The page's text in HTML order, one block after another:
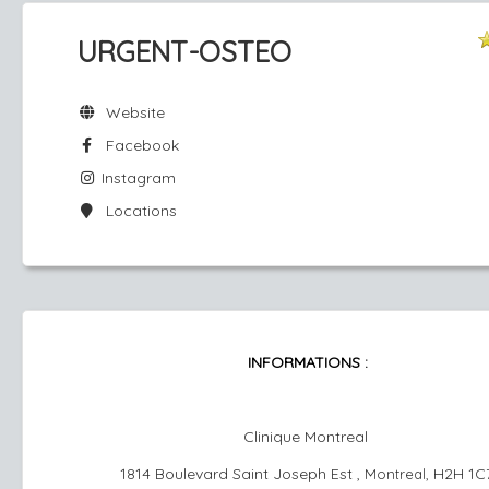
URGENT-OSTEO
Website
Facebook
Instagram
Locations
INFORMATIONS :
Clinique Montreal
1814 Boulevard Saint Joseph Est , Montreal, H2H